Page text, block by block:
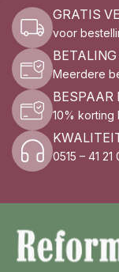
GRATIS
voor
Meerdere
BESPAAR
10% korting
0515 – 41 21